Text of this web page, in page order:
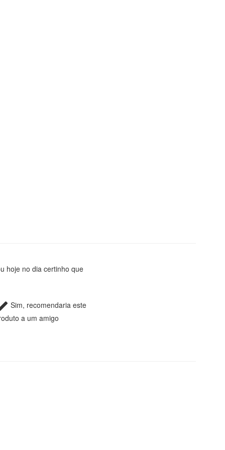
hoje no dia certinho que
Sim, recomendaria este
a um amigo